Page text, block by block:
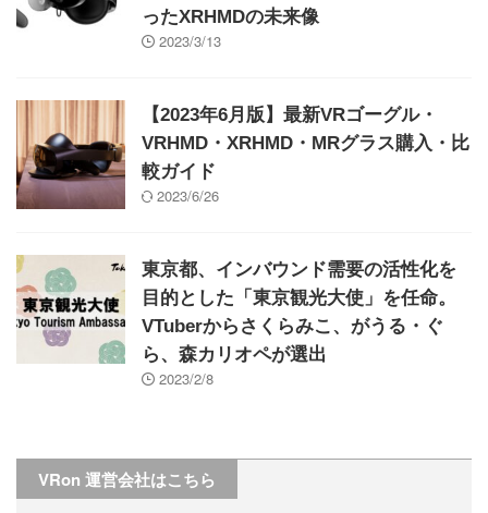
ったXRHMDの未来像
2023/3/13
【2023年6月版】最新VRゴーグル・
VRHMD・XRHMD・MRグラス購入・比
較ガイド
2023/6/26
東京都、インバウンド需要の活性化を
目的とした「東京観光大使」を任命。
VTuberからさくらみこ、がうる・ぐ
ら、森カリオペが選出
2023/2/8
VRon 運営会社はこちら